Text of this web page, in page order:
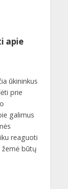
apie
ūkininkus
prie
galimus
reaguoti
žemė būtų